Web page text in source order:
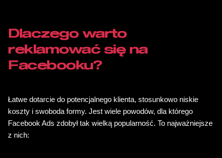
Dlaczego warto
reklamować się na
Facebooku?
Łatwe dotarcie do potencjalnego klienta, stosunkowo niskie
koszty i swoboda formy. Jest wiele powodów, dla którego
Facebook Ads zdobył tak wielką popularność. To najważniejsze
z nich: